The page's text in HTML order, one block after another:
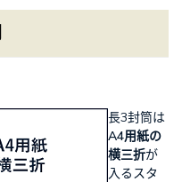
長3封筒は
A4用紙の
横三折が
入るスタ